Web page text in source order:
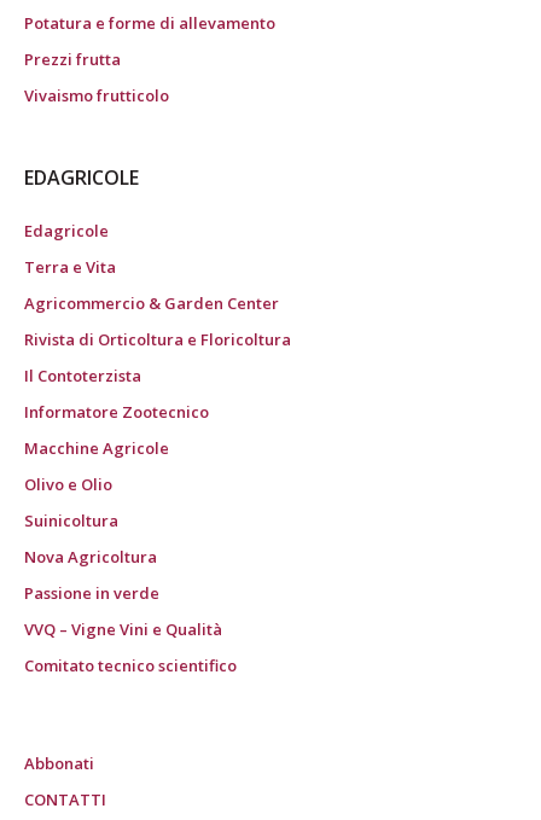
Potatura e forme di allevamento
Prezzi frutta
Vivaismo frutticolo
EDAGRICOLE
Edagricole
Terra e Vita
Agricommercio & Garden Center
Rivista di Orticoltura e Floricoltura
Il Contoterzista
Informatore Zootecnico
Macchine Agricole
Olivo e Olio
Suinicoltura
Nova Agricoltura
Passione in verde
VVQ – Vigne Vini e Qualità
Comitato tecnico scientifico
Abbonati
CONTATTI